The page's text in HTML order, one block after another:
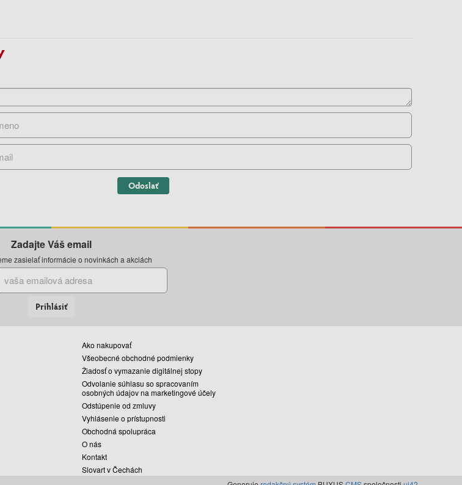
Odoslať
Zadajte Váš email
zasielať informácie o novinkách a akciách
Prihlásiť
Ako nakupovať
Všeobecné obchodné podmienky
Žiadosť o vymazanie digitálnej stopy
Odvolanie súhlasu so spracovaním
osobných údajov na marketingové účely
Odstúpenie od zmluvy
Vyhlásenie o prístupnosti
Obchodná spolupráca
O nás
Kontakt
Slovart v Čechách